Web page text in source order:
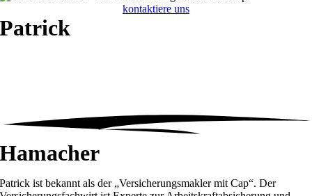
kontaktiere uns
Patrick
Hamacher
Patrick ist bekannt als der „Versicherungsmakler mit Cap“. Der